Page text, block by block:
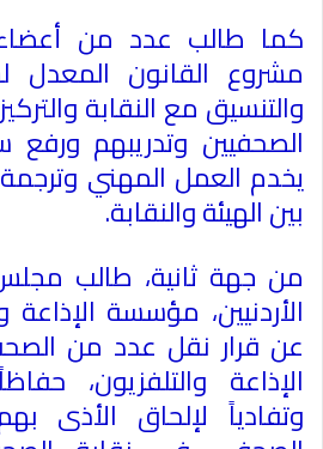
كما طالب عدد من
مشروع القانون المعدل
والتنسيق مع النقابة
الصحفيين وتدريبهم
يخدم العمل المهني
بين الهيئة والنقابة.
من جهة ثانية، طالب
الأردنيين، مؤسسة الإذاعة
عن قرار نقل عدد من
الإذاعة والتلفزيون،
وتفادياً لإلحاق الأذى